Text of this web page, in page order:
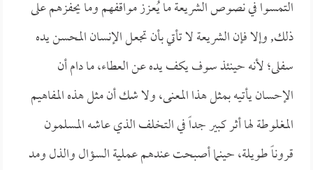
التمسوا في نصوص الشريعة ما يُعزز مواقفهم وما يحفزهم على
ذلك, وإلا فإن الشريعة لا تأتي بأن تجعل الإنسان المحسن يده
سفلى؛ لأنه حينئذ سوف يكف يده عن العطاء، ما دام أن
الإحسان يأتيه بمثل هذا المعنى، ولا شك أن مثل هذه المفاهيم
المغلوطة لها أثر كبير جداً في التخلف الذي عاشه المسلمون
قروناً طويلة، حينما أصبحت عندهم عملية السؤال والذل ومد